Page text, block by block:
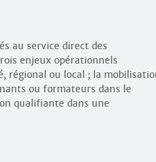
au service direct des
enjeux opérationnels
régional ou local ; la
ou formateurs dans le
qualifiante dans une